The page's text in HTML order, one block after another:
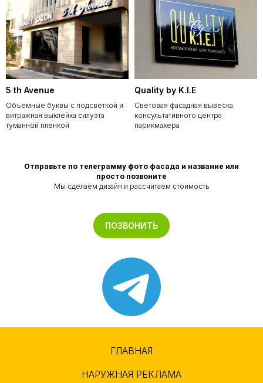
5 th Avenue
Объемные буквы с подсветкой и
витражная выклейка силуэта
туманной пленкой
Quality by K.I.E
Световая фасадная вывеска
консультативного центра
парикмахера
Отправьте по телеграмму фото фасада и название или
просто позвоните
Мы сделаем дизайн и рассчитаем стоимость
ПОЗВОНИТЬ
ГЛАВНАЯ
НАРУЖНАЯ РЕКЛАМА